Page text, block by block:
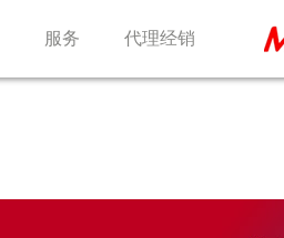
服务 代理经销